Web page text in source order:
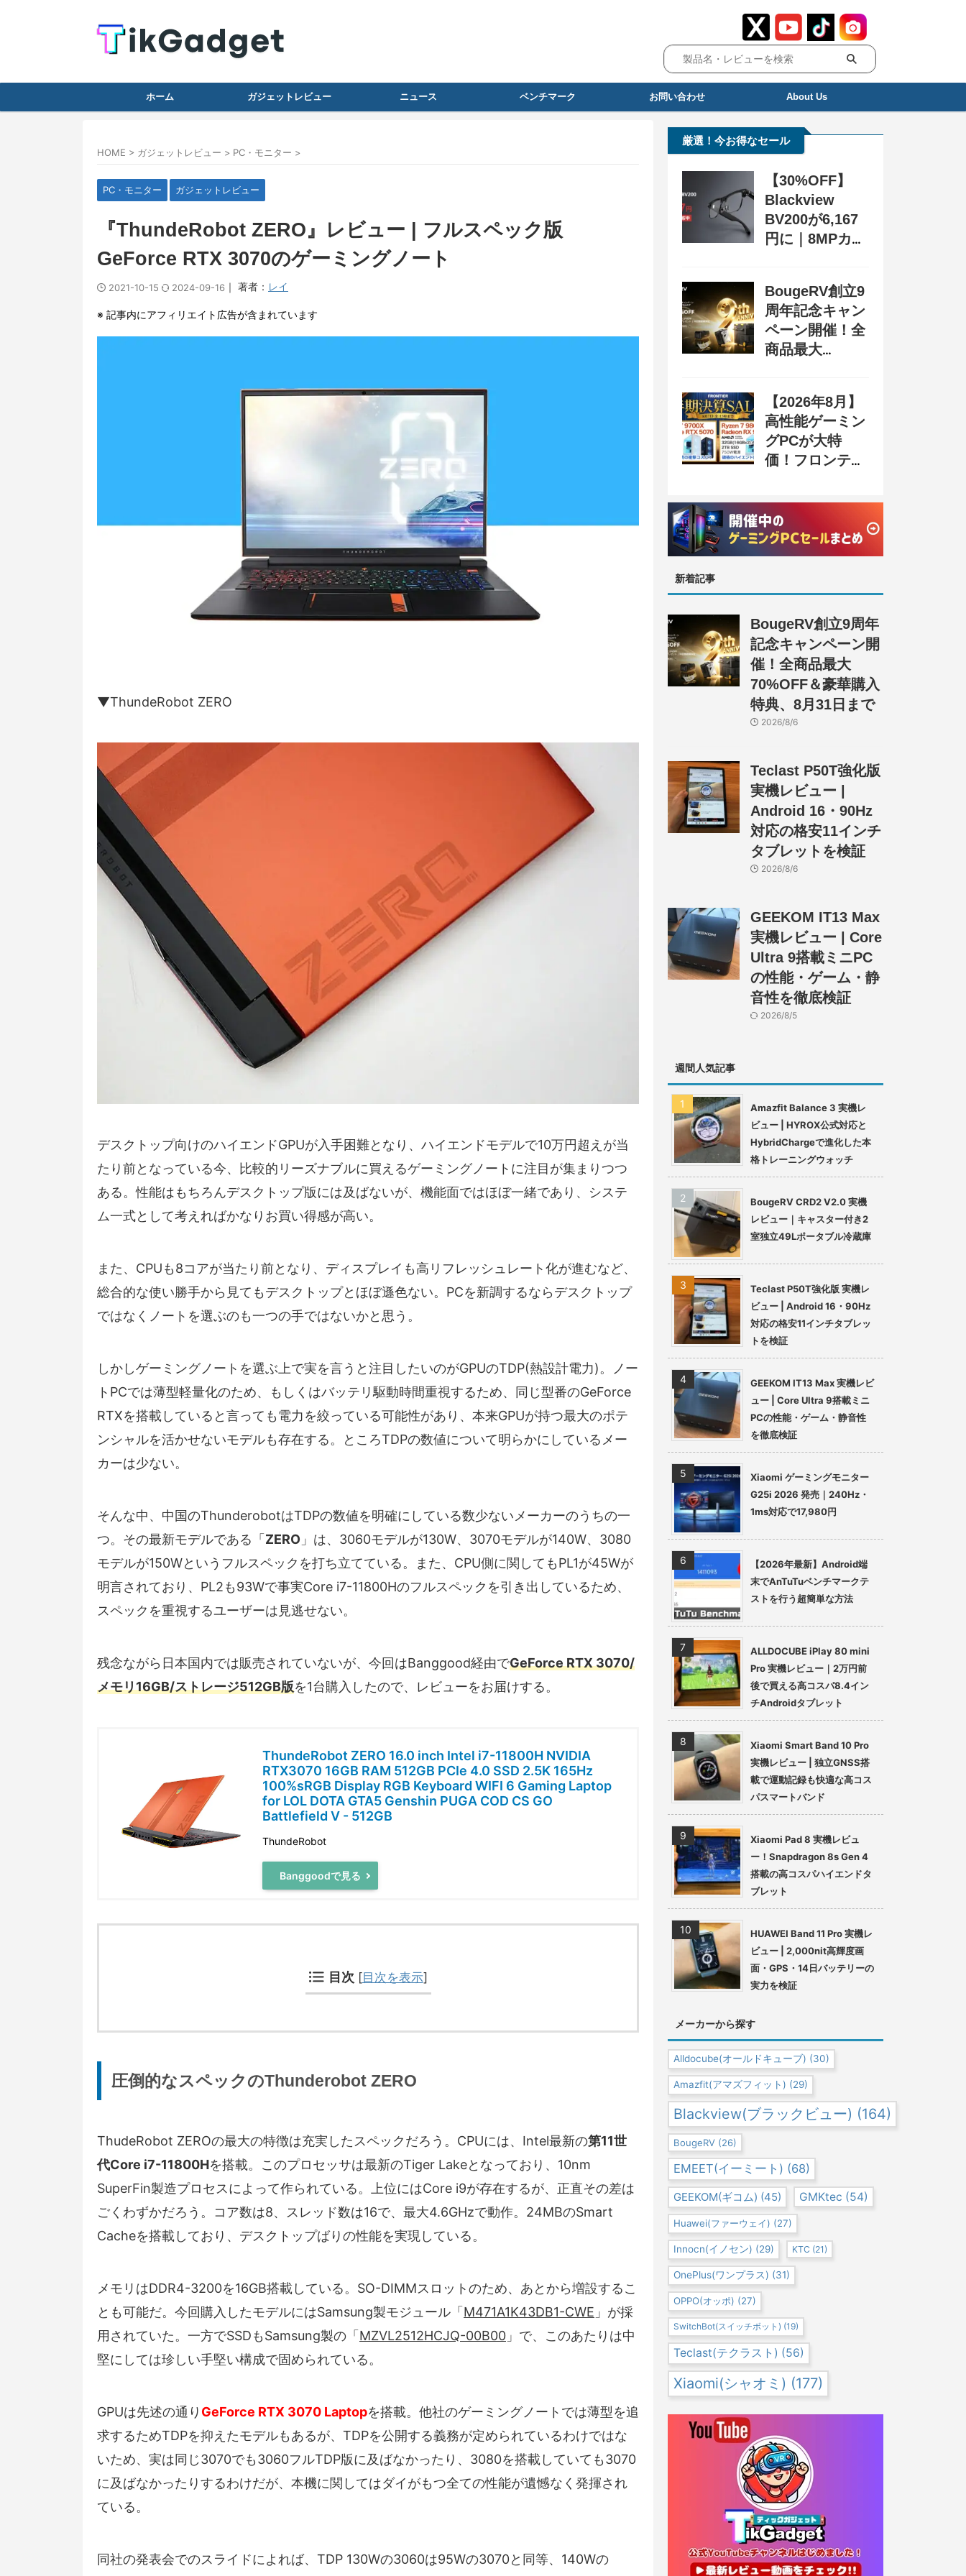
ホーム ガジェットレビュー ニュース ベンチマーク お問い合わせ About Us
HOME > ガジェットレビュー > PC・モニター >
PC・モニター ガジェットレビュー
『ThundeRobot ZERO』レビュー | フルスペック版
GeForce RTX 3070のゲーミングノート
2021-10-15 2024-09-16 ｜ 著者： レイ
※ 記事内にアフィリエイト広告が含まれています
▼ThundeRobot ZERO
デスクトップ向けのハイエンドGPUが入手困難となり、ハイエンドモデルで10万円超えが当
たり前となっている今、比較的リーズナブルに買えるゲーミングノートに注目が集まりつつ
ある。性能はもちろんデスクトップ版には及ばないが、機能面ではほぼ一緒であり、システ
ム一式として考えればかなりお買い得感が高い。
また、CPUも8コアが当たり前となり、ディスプレイも高リフレッシュレート化が進むなど、
総合的な使い勝手から見てもデスクトップとほぼ遜色ない。PCを新調するならデスクトップ
ではなくノートを選ぶのも一つの手ではないかと思う。
しかしゲーミングノートを選ぶ上で実を言うと注目したいのがGPUのTDP(熱設計電力)。ノー
トPCでは薄型軽量化のため、もしくはバッテリ駆動時間重視するため、同じ型番のGeForce
RTXを搭載していると言っても電力を絞っている可能性があり、本来GPUが持つ最大のポテ
ンシャルを活かせないモデルも存在する。ところTDPの数値について明らかにしているメー
カーは少ない。
そんな中、中国のThunderobotはTDPの数値を明確にしている数少ないメーカーのうちの一
つ。その最新モデルである「 ZERO 」は、3060モデルが130W、3070モデルが140W、3080
モデルが150Wというフルスペックを打ち立てている。また、CPU側に関してもPL1が45Wが
明言されており、PL2も93Wで事実Core i7-11800Hのフルスペックを引き出しているため、
スペックを重視するユーザーは見逃せない。
残念ながら日本国内では販売されていないが、今回はBanggood経由でGeForce RTX 3070/
メモリ16GB/ストレージ512GB版を1台購入したので、レビューをお届けする。
ThundeRobot ZERO 16.0 inch Intel i7-11800H NVIDIA
RTX3070 16GB RAM 512GB PCIe 4.0 SSD 2.5K 165Hz
100%sRGB Display RGB Keyboard WIFI 6 Gaming Laptop
for LOL DOTA GTA5 Genshin PUGA COD CS GO
Battlefield V - 512GB
ThundeRobot
Banggoodで見る
目次 [目次を表示]
圧倒的なスペックのThunderobot ZERO
ThudeRobot ZEROの最大の特徴は充実したスペックだろう。CPUには、Intel最新の第11世
代Core i7-11800Hを搭載。このプロセッサは最新のTiger Lakeとなっており、10nm
SuperFin製造プロセスによって作られている。上位にはCore i9が存在するが、正直その差は
ごくわずかだろう。コア数は8、スレッド数は16で、最大4.6GHzで動作。24MBのSmart
Cacheを搭載しており、デスクトップばりの性能を実現している。
メモリはDDR4-3200を16GB搭載している。SO-DIMMスロットのため、あとから増設するこ
とも可能だ。今回購入したモデルにはSamsung製モジュール「 M471A1K43DB1-CWE 」が採
用されていた。一方でSSDもSamsung製の「 MZVL2512HCJQ-00B00 」で、このあたりは中
堅にしては珍しい手堅い構成で固められている。
GPUは先述の通り GeForce RTX 3070 Laptopを搭載。他社のゲーミングノートでは薄型を追
求するためTDPを抑えたモデルもあるが、TDPを公開する義務が定められているわけではな
いため、実は同じ3070でも3060フルTDP版に及ばなかったり、3080を搭載していても3070
に及ばなかったりするわけだが、本機に関してはダイがもつ全ての性能が遺憾なく発揮され
ている。
同社の発表会でのスライドによれば、TDP 130Wの3060は95Wの3070と同等、140Wの
厳選！今お得なセール
【30%OFF】
Blackview
BV200が6,167
円に｜8MPカメ
ン配布中
BougeRV創立9
周年記念キャン
ペーン開催！全
商品最大
31日まで
【2026年8月】
高性能ゲーミン
グPCが大特
価！フロンティ
SALE』開催、
セール情報まと
め
新着記事
BougeRV創立9周年
記念キャンペーン開
催！全商品最大
70%OFF＆豪華購入
特典、8月31日まで
2026/8/6
Teclast P50T強化版
実機レビュー |
Android 16・90Hz
対応の格安11インチ
タブレットを検証
2026/8/6
GEEKOM IT13 Max
実機レビュー | Core
Ultra 9搭載ミニPC
の性能・ゲーム・静
音性を徹底検証
2026/8/5
週間人気記事
Amazfit Balance 3 実機レ
ビュー | HYROX公式対応と
HybridChargeで進化した本
格トレーニングウォッチ
BougeRV CRD2 V2.0 実機
レビュー｜キャスター付き2
室独立49Lポータブル冷蔵庫
Teclast P50T強化版 実機レ
ビュー | Android 16・90Hz
対応の格安11インチタブレッ
トを検証
GEEKOM IT13 Max 実機レビ
ュー | Core Ultra 9搭載ミニ
PCの性能・ゲーム・静音性
を徹底検証
Xiaomi ゲーミングモニター
G25i 2026 発売｜240Hz・
1ms対応で17,980円
【2026年最新】Android端
末でAnTuTuベンチマークテ
ストを行う超簡単な方法
ALLDOCUBE iPlay 80 mini
Pro 実機レビュー｜2万円前
後で買える高コスパ8.4イン
チAndroidタブレット
Xiaomi Smart Band 10 Pro
実機レビュー | 独立GNSS搭
載で運動記録も快適な高コス
パスマートバンド
Xiaomi Pad 8 実機レビュ
ー！Snapdragon 8s Gen 4
搭載の高コスパハイエンドタ
ブレット
HUAWEI Band 11 Pro 実機レ
ビュー | 2,000nit高輝度画
面・GPS・14日バッテリーの
実力を検証
メーカーから探す
Alldocube(オールドキューブ) (30)
Amazfit(アマズフィット) (29)
Blackview(ブラックビュー) (164)
BougeRV (26)
EMEET(イーミート) (68)
GEEKOM(ギコム) (45) GMKtec (54)
Huawei(ファーウェイ) (27)
Innocn(イノセン) (29) KTC (21)
OnePlus(ワンプラス) (31)
OPPO(オッポ) (27)
SwitchBot(スイッチボット) (19)
Teclast(テクラスト) (56)
Xiaomi(シャオミ) (177)